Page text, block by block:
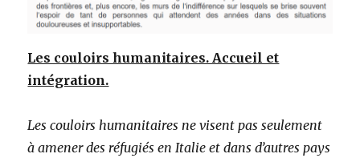
Les couloirs humanitaires. Accueil et
intégration.
Les couloirs humanitaires ne visent pas seulement
à amener des réfugiés en Italie et dans d’autres pays